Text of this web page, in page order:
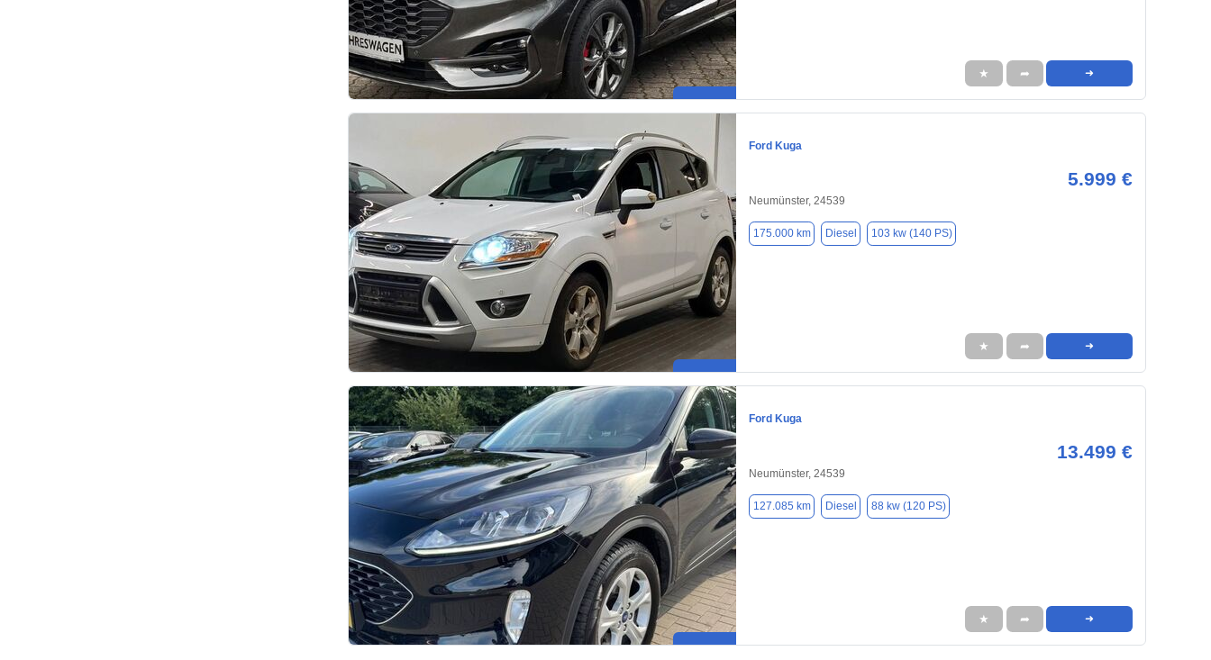
★ ➦ ➜
Ford Kuga
5.999 €
Neumünster, 24539
175.000 km Diesel 103 kw (140 PS)
★ ➦ ➜
Ford Kuga
13.499 €
Neumünster, 24539
127.085 km Diesel 88 kw (120 PS)
★ ➦ ➜